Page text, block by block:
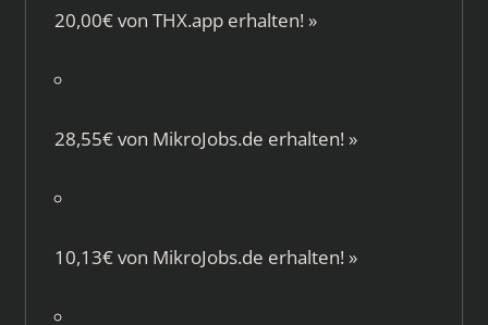
20,00€ von THX.apperhalten! »
28,55€ von MikroJobs.de erhalten! »
10,13€ von MikroJobs.de erhalten! »